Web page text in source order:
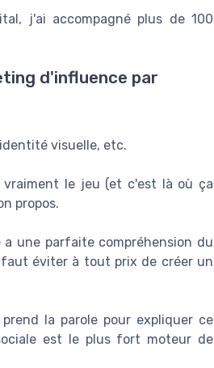
j'ai accompagné plus de 100
d'influence par
visuelle, etc.
le jeu (et c'est là où ça
propos.
a une parfaite compréhension du
faut éviter à tout prix de créer un
la parole pour expliquer ce
est le plus fort moteur de